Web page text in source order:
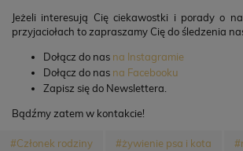
Jeżeli interesują Cię ciekawostki i porady o
przyjaciołach to zapraszamy Cię do śledzenia
Dołącz do nas na Instagramie
Dołącz do nas na Facebooku
Zapisz się do Newslettera.
Bądźmy zatem w kontakcie!
#Członek rodziny #żywienie psa i kota